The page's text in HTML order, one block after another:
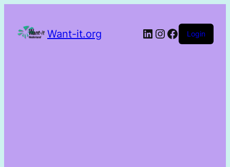
Want-it.org Login